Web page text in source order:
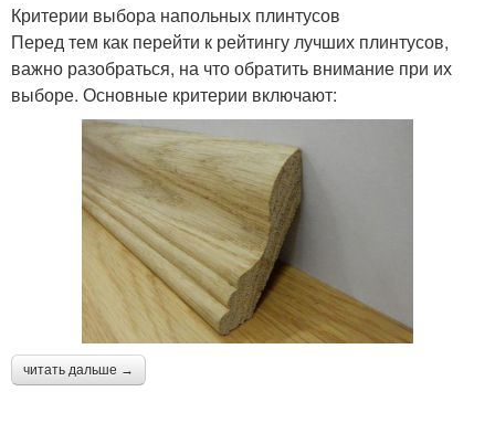
Критерии выбора напольных плинтусов
Перед тем как перейти к рейтингу лучших плинтусов,
важно разобраться, на что обратить внимание при их
выборе. Основные критерии включают:
читать дальше →